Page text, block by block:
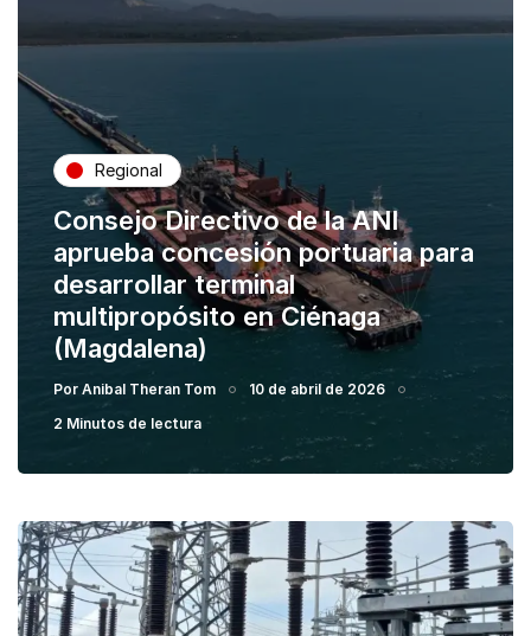
Regional
Consejo Directivo de la ANI
aprueba concesión portuaria para
desarrollar terminal
multipropósito en Ciénaga
(Magdalena)
Por Anibal Theran Tom
10 de abril de 2026
2 Minutos de lectura